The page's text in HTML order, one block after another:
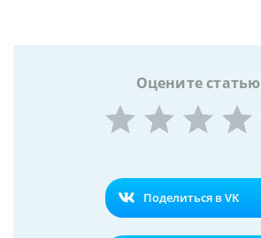
Оцените статью
Поделиться в VK